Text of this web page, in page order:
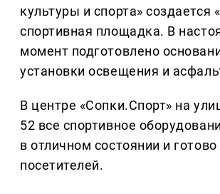
культуры и спорта» создается
спортивная площадка. В
момент подготовлено
установки освещения и
В центре «Сопки.Спорт» на
52 все спортивное
в отличном состоянии и
посетителей.